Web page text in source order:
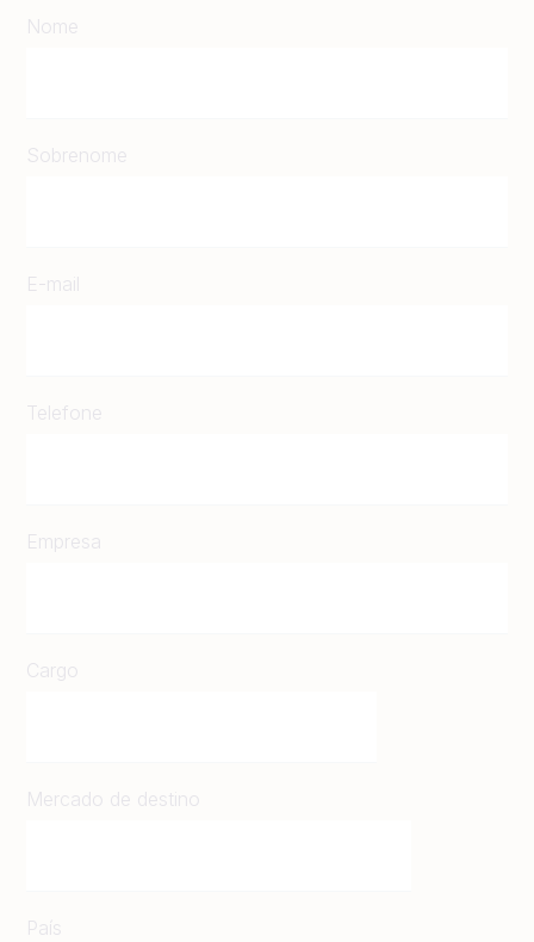
Nome
Sobrenome
E-mail
Telefone
Empresa
Cargo
Mercado de destino
País